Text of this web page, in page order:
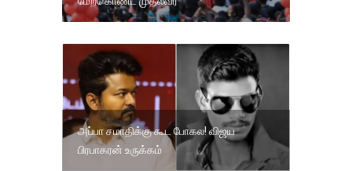
அப்பா சமாதிக்கு கூட போகல! விஜய
பிரபாகரன் உருக்கம்